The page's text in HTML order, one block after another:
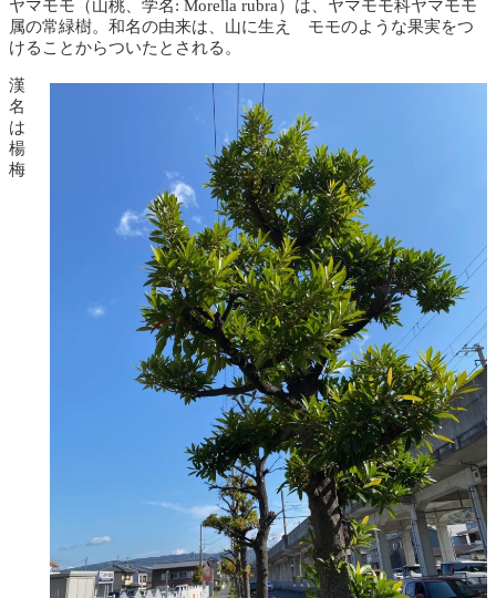
ヤマモモ（山桃、学名: Morella rubra）は、ヤマモモ科ヤマモモ
属の常緑樹。和名の由来は、山に生え モモのような果実をつ
けることからついたとされる。
漢
名
は
楊
梅